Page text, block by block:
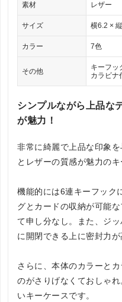
素材 レザー
サイズ 横6.2 ×
カラー 7色
その他
キーフッ
カラビナ
シンプルながら上品な
が魅力！
非常に綺麗で上品な印象
とレザーの質感が魅力のキ
機能的には6連キーフック
グとカードの収納が可能
て申し分なし。また、ジ
に開閉できる上に密封力が
さらに、本体のカラーと
のがさりげなくておしゃ
いキーケースです。